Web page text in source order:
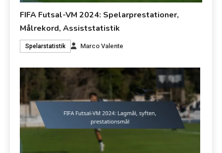
FIFA Futsal-VM 2024: Spelarprestationer,
Målrekord, Assiststatistik
Spelarstatistik Marco Valente